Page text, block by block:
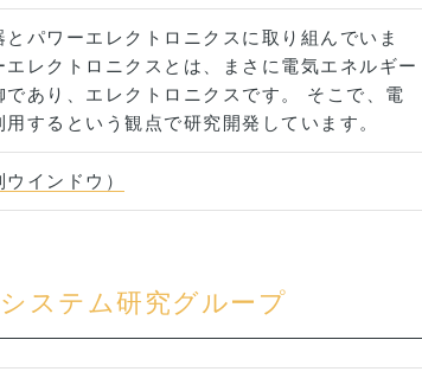
パワーエレクトロニクスに取り組んでいま
レクトロニクスとは、まさに電気エネルギー
であり、エレクトロニクスです。 そこで、電
するという観点で研究開発しています。
インドウ）
ステム研究グループ